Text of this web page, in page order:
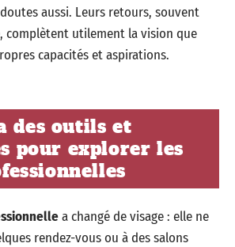
aussi. Leurs retours, souvent
complètent utilement la vision que
capacités et aspirations.
des outils et
pour explorer les
a changé de visage : elle ne
rendez-vous ou à des salons